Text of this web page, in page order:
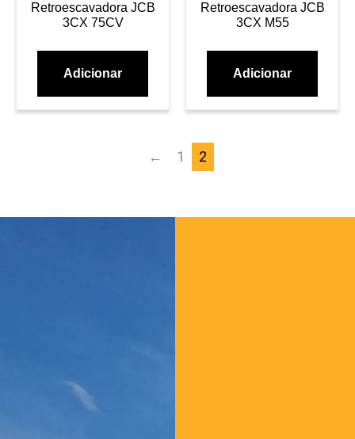
Retroescavadora JCB
3CX 75CV
Adicionar
Retroescavadora JCB
3CX M55
Adicionar
← 1 2